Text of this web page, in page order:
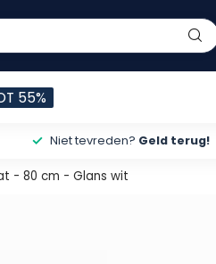
55%
Niet tevreden? Geld terug!
- 80 cm - Glans wit